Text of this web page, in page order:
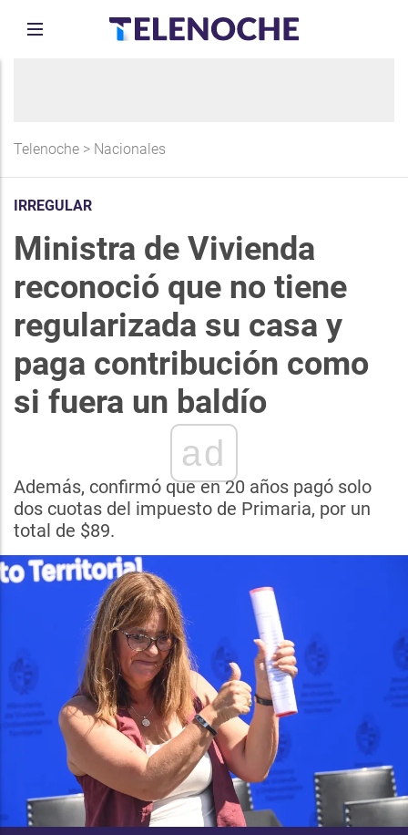
Telenoche > Nacionales
IRREGULAR
Ministra de Vivienda
reconoció que no tiene
regularizada su casa y
paga contribución como
si fuera un baldío
ad
Además, confirmó que en 20 años pagó solo
dos cuotas del impuesto de Primaria, por un
total de $89.